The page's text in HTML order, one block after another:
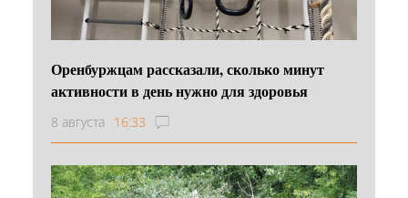
Оренбуржцам рассказали, сколько минут
активности в день нужно для здоровья
8 августа 16:33